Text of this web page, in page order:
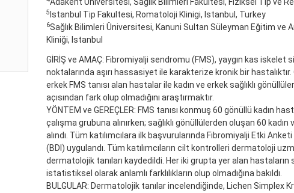
Adakent Universitesi, Saglik Bilimleri Fakültesi, Fiziksel Tıp ve
5 Istanbul Tip Fakultesi, Romatoloji Klinigi, Istanbul, Turkey
6Sağlık Bilimleri Üniversitesi, Kanuni Sultan Süleyman Eğitim ve
Kliniği, Istanbul
GİRİŞ ve AMAÇ: Fibromiyalji sendromu (FMS), yaygın kas iskelet
noktalarında aşırı hassasiyet ile karakterize kronik bir hastalıktır.
erkek FMS tanısı alan hastalar ile kadın ve erkek sağlıklı
açısından fark olup olmadığını araştırmaktır.
YÖNTEM ve GEREÇLER: FMS tanısı konmuş 60 gönüllü kadın
çalışma grubuna alınırken; sağlıklı gönüllülerden oluşan 60
alındı. Tüm katılımcılara ilk başvurularında Fibromiyalji Etki
(BDI) uygulandı. Tüm katılımcıların cilt kontrolleri dermatoloji
dermatolojik tanıları kaydedildi. Her iki grupta yer alan hastaların
istatistiksel olarak anlamlı farklılıkların olup olmadığına bakıldı.
BULGULAR: Dermatolojik tanılar incelendiğinde, Lichen Simplex